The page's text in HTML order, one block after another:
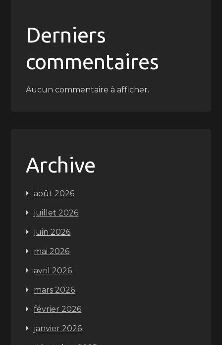
Derniers
commentaires
Aucun commentaire à afficher.
Archive
août 2026
juillet 2026
juin 2026
mai 2026
avril 2026
mars 2026
février 2026
janvier 2026